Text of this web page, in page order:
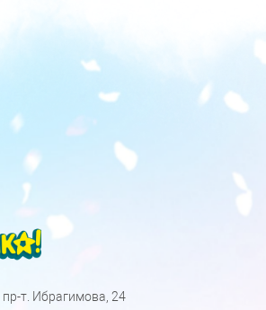
пр-т. Ибрагимова, 24